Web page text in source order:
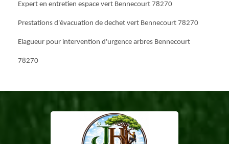
Expert en entretien espace vert Bennecourt 78270
Prestations d'évacuation de dechet vert Bennecourt 78270
Elagueur pour intervention d'urgence arbres Bennecourt
78270